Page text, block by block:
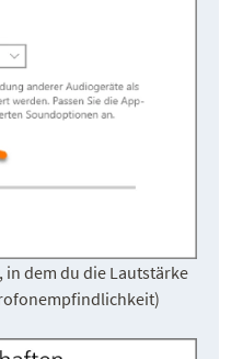
in dem du die Lautstärke